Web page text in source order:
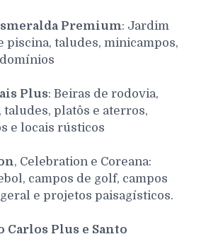
Premium: Jardim
piscina, taludes, minicampos,
Plus: Beiras de rodovia,
taludes, platôs e aterros,
e locais rústicos
, Celebration e Coreana:
campos de golf, campos
e projetos paisagísticos.
Carlos Plus e Santo